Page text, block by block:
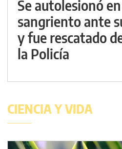
Se autolesionó
sangriento ante
y fue rescatado
la Policía
CIENCIA Y VIDA